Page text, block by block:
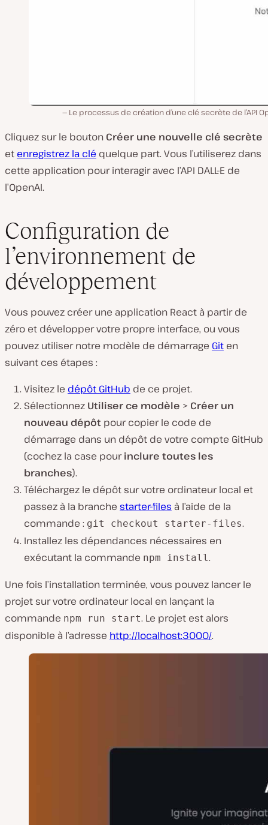
Le processus de création d’une clé secrète de l’API
Cliquez sur le bouton Créer une nouvelle clé secrète
et enregistrez la clé quelque part. Vous l’utiliserez dans
cette application pour interagir avec l’API DALL-E de
l’OpenAI.
Configuration de
l’environnement de
développement
Vous pouvez créer une application React à partir de
zéro et développer votre propre interface, ou vous
pouvez utiliser notre modèle de démarrage Git en
suivant ces étapes :
Visitez le dépôt GitHub de ce projet.
Sélectionnez Utiliser ce modèle > Créer un
nouveau dépôt pour copier le code de
démarrage dans un dépôt de votre compte GitHub
(cochez la case pourinclure toutes les
branches).
Téléchargez le dépôt sur votre ordinateur local et
passez à la branche starter-files à l’aide de la
commande : git checkout starter-files.
Installez les dépendances nécessaires en
exécutant la commande npm install.
Une fois l’installation terminée, vous pouvez lancer le
projet sur votre ordinateur local en lançant la
commande npm run start. Le projet est alors
disponible à l’adresse http://localhost:3000/.